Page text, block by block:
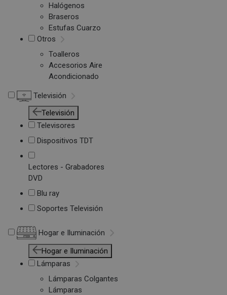
Halógenos
Braseros
Estufas Cuarzo
Otros
Toalleros
Accesorios Aire
Acondicionado
Televisión
Televisión
Televisores
Dispositivos TDT
Lectores - Grabadores
DVD
Blu ray
Soportes Televisión
Hogar e Iluminación
Hogar e Iluminación
Lámparas
Lámparas Colgantes
Lámparas